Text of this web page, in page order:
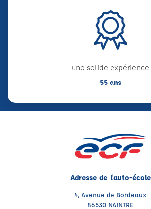
une solide expérience
55 ans
Adresse de l'auto-école
4, Avenue de Bordeaux
86530 NAINTRE